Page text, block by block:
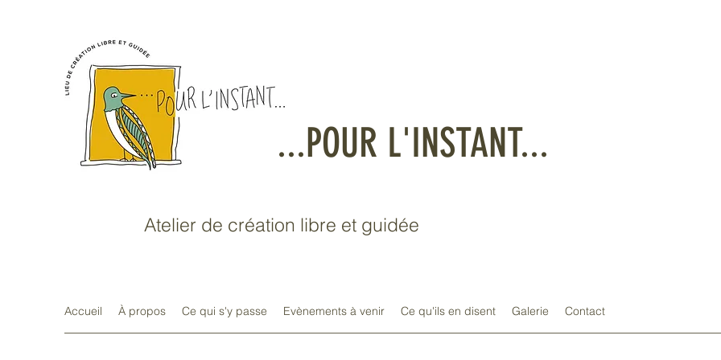
...POUR L'INSTANT...
Atelier de création libre et guidée
Accueil À propos Ce qui s'y passe Evènements à venir Ce qu'ils en disent Galerie Contact